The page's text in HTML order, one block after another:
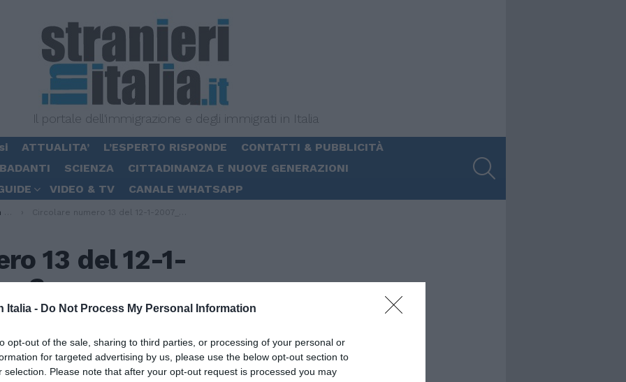
Italia - Do Not Process My Personal Information
opt-out of the sale, sharing to third parties, or processing of your personal or
for targeted advertising by us, please use the below opt-out section to
selection. Please note that after your opt-out request is processed you may
Il portale dell'immigrazione e degli immigrati in Italia
ATTUALITA’ L’ESPERTO RISPONDE
CONTATTI & PUBBLICITÀ
SCIENZA
CITTADINANZA E NUOVE GENERAZIONI
VIDEO & TV CANALE WHATSAPP
Circolare numero 13 del 12-1-2007_Allegato n 3
13 del 12-1-
3
n 3